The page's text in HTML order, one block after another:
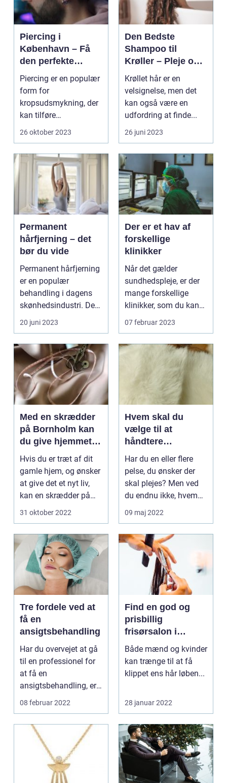
Piercing i
København – Få
den perfekte
kropsudsmykning
Piercing er en populær
form for
kropsudsmykning, der
kan tilføre
personlighed og stil til
26 oktober 2023
Den Bedste
Shampoo til
Krøller – Pleje og
Definition til Dine
Smukke Lokker
Krøllet hår er en
velsignelse, men det
kan også være en
udfordring at finde...
26 juni 2023
Permanent
hårfjerning – det
bør du vide
Permanent hårfjerning
er en populær
behandling i dagens
skønhedsindustri. De
fles...
20 juni 2023
Der er et hav af
forskellige
klinikker
Når det gælder
sundhedspleje, er der
mange forskellige
klinikker, som du kan
vælge mellem. Hver
07 februar 2023
Med en skrædder
på Bornholm kan
du give hjemmet
nyt liv
Hvis du er træt af dit
gamle hjem, og ønsker
at give det et nyt liv,
kan en skrædder på
Bornholm vær...
31 oktober 2022
Hvem skal du
vælge til at
håndtere
pelspleje?
Har du en eller flere
pelse, du ønsker der
skal plejes? Men ved
du endnu ikke, hvem
du skal overlade...
09 maj 2022
Tre fordele ved at
få en
ansigtsbehandling
Har du overvejet at gå
til en professionel for
at få en
ansigtsbehandling, er
du måske i tvivl, om
08 februar 2022
Find en god og
prisbillig
frisørsalon i
Aalborg
Både mænd og kvinder
kan trænge til at få
klippet ens hår løben...
28 januar 2022